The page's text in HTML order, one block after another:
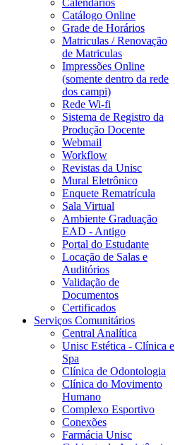
Calendários
Catálogo Online
Grade de Horários
Matriculas / Renovação
de Matriculas
Impressões Online
(somente dentro da rede
dos campi)
Rede Wi-fi
Sistema de Registro da
Produção Docente
Webmail
Workflow
Revistas da Unisc
Mural Eletrônico
Enquete Rematrícula
Sala Virtual
Ambiente Graduação
EAD - Antigo
Portal do Estudante
Locação de Salas e
Auditórios
Validação de
Documentos
Certificados
Serviços Comunitários
Central Analítica
Unisc Estética - Clínica e
Spa
Clínica de Odontologia
Clínica do Movimento
Humano
Complexo Esportivo
Conexões
Farmácia Unisc